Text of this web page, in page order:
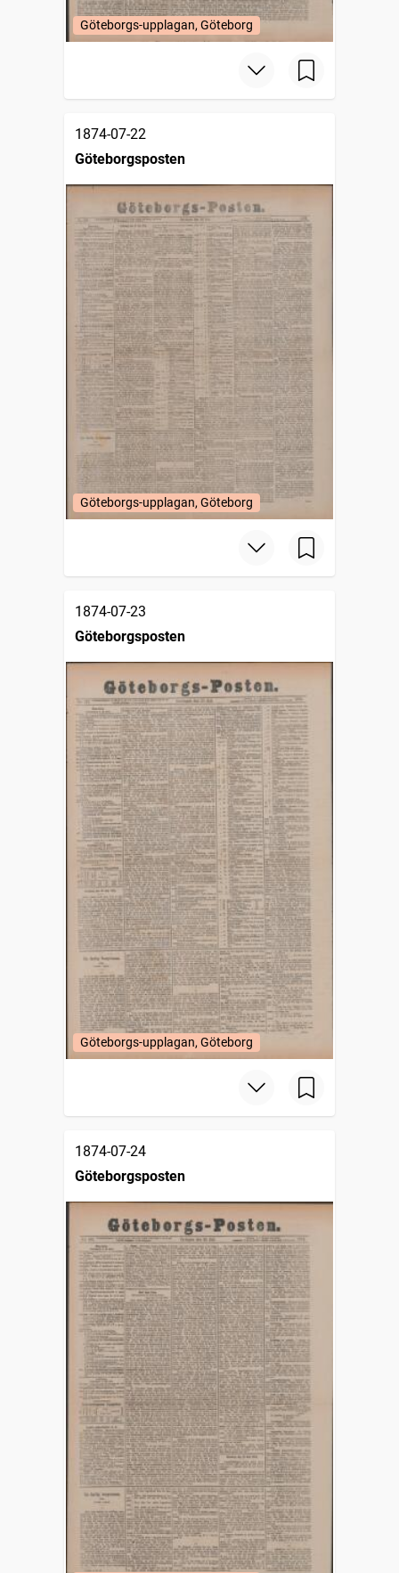
Göteborgs-upplagan, Göteborg
1874-07-22
Göteborgsposten
Göteborgs-upplagan, Göteborg
1874-07-23
Göteborgsposten
Göteborgs-upplagan, Göteborg
1874-07-24
Göteborgsposten